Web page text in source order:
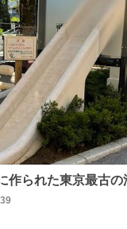
が、この家具達をと
作られた東京最古の